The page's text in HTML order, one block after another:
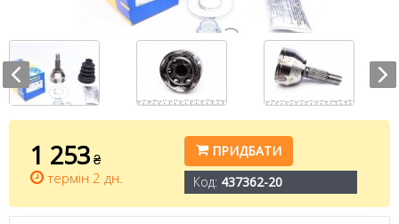
1 253 ₴
термін 2 дн.
ПРИДБАТИ
Код: 437362-20